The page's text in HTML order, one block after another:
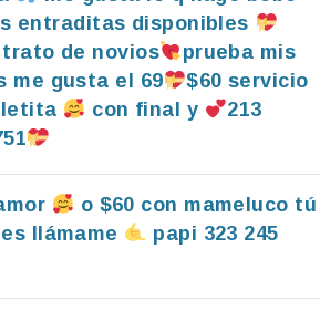
entraditas disponibles
trato de novios
prueba mis
me gusta el 69
$60 servicio
con final y
213
o $60 con mameluco tú
llámame
papi 323 245